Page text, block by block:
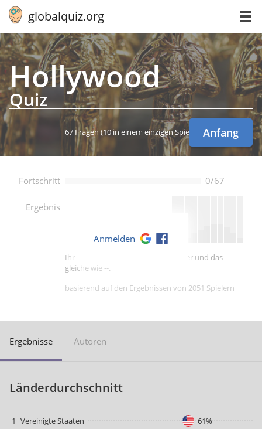
globalquiz.org
Hol­ly­wood
Quiz
67 Fragen(10 in einem einzigen Spiel) Anfang
Fortschritt 0/67
Ergebnis
Ihre Punktzahl ist besser als -- Spieler und das
gleiche wie --.
basierend auf den Ergebnissen von 2051 Spielern
Anmelden
Ergebnisse Autoren
Länderdurchschnitt
1 Vereinigte Staaten
61%